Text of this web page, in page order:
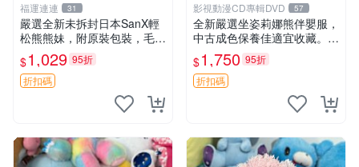
福運連連 31
嚴選全新未拆封日本SanX輕
松熊熊妹，附原裝包裝，毛絨
質地極佳，細膩可愛，推薦收
藏兼送禮，適合女性好友或家
人，限量釋出。鬆熊、熊玩
$1,029 95折
折扣碼
影視動漫CD專輯DVD 57
全新嚴選坐姿莉娜熊伴嬰服，
中古成色保養佳適宜收藏。無
盒子但品質完好，快速出貨。
建議入手！ 中古 玩偶 滬漫
$1,750 95折
折扣碼